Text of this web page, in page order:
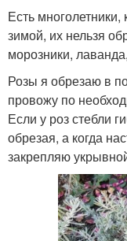
Есть
зимой, их нельзя
морозники,
Розы я обрезаю в
провожу по
Если у роз стебли
обрезая, а когда
закрепляю